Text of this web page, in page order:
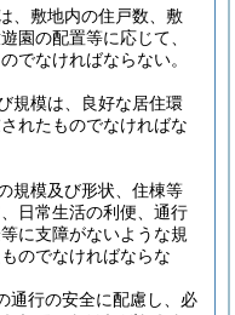
、敷地内の住戸数、敷
園の配置等に応じて、
でなければならない。
規模は、良好な居住環
れたものでなければな
規模及び形状、住棟等
日常生活の利便、通行
に支障がないような規
のでなければならな
通行の安全に配慮し、必